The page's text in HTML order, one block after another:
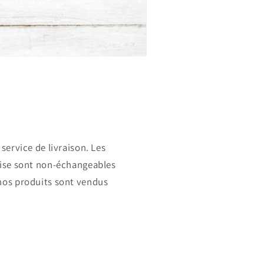
de livraison. Les
sont non-échangeables
produits sont vendus